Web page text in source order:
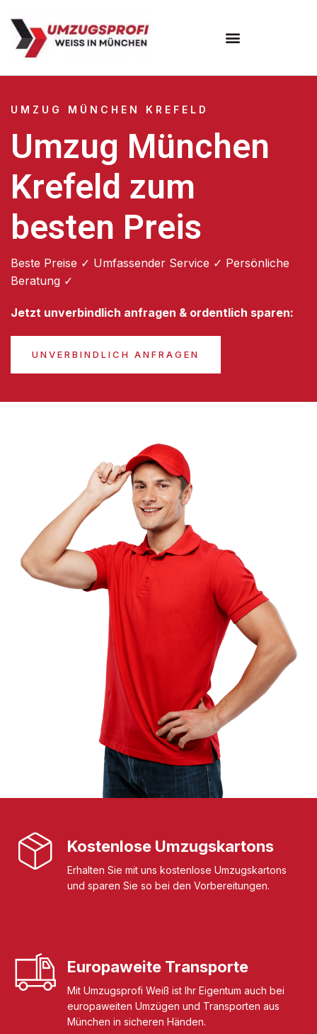
UMZUG MÜNCHEN KREFELD
Umzug München
Krefeld zum
besten Preis
Beste Preise ✓ Umfassender Service ✓ Persönliche
Beratung ✓
Jetzt unverbindlich anfragen & ordentlich sparen:
UNVERBINDLICH ANFRAGEN
Kostenlose Umzugskartons
Erhalten Sie mit uns kostenlose Umzugskartons
und sparen Sie so bei den Vorbereitungen.
Europaweite Transporte
Mit Umzugsprofi Weiß ist Ihr Eigentum auch bei
europaweiten Umzügen und Transporten aus
München in sicheren Händen.